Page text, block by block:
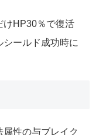
HP30％で復活
ールド成功時に
性の与ブレイク